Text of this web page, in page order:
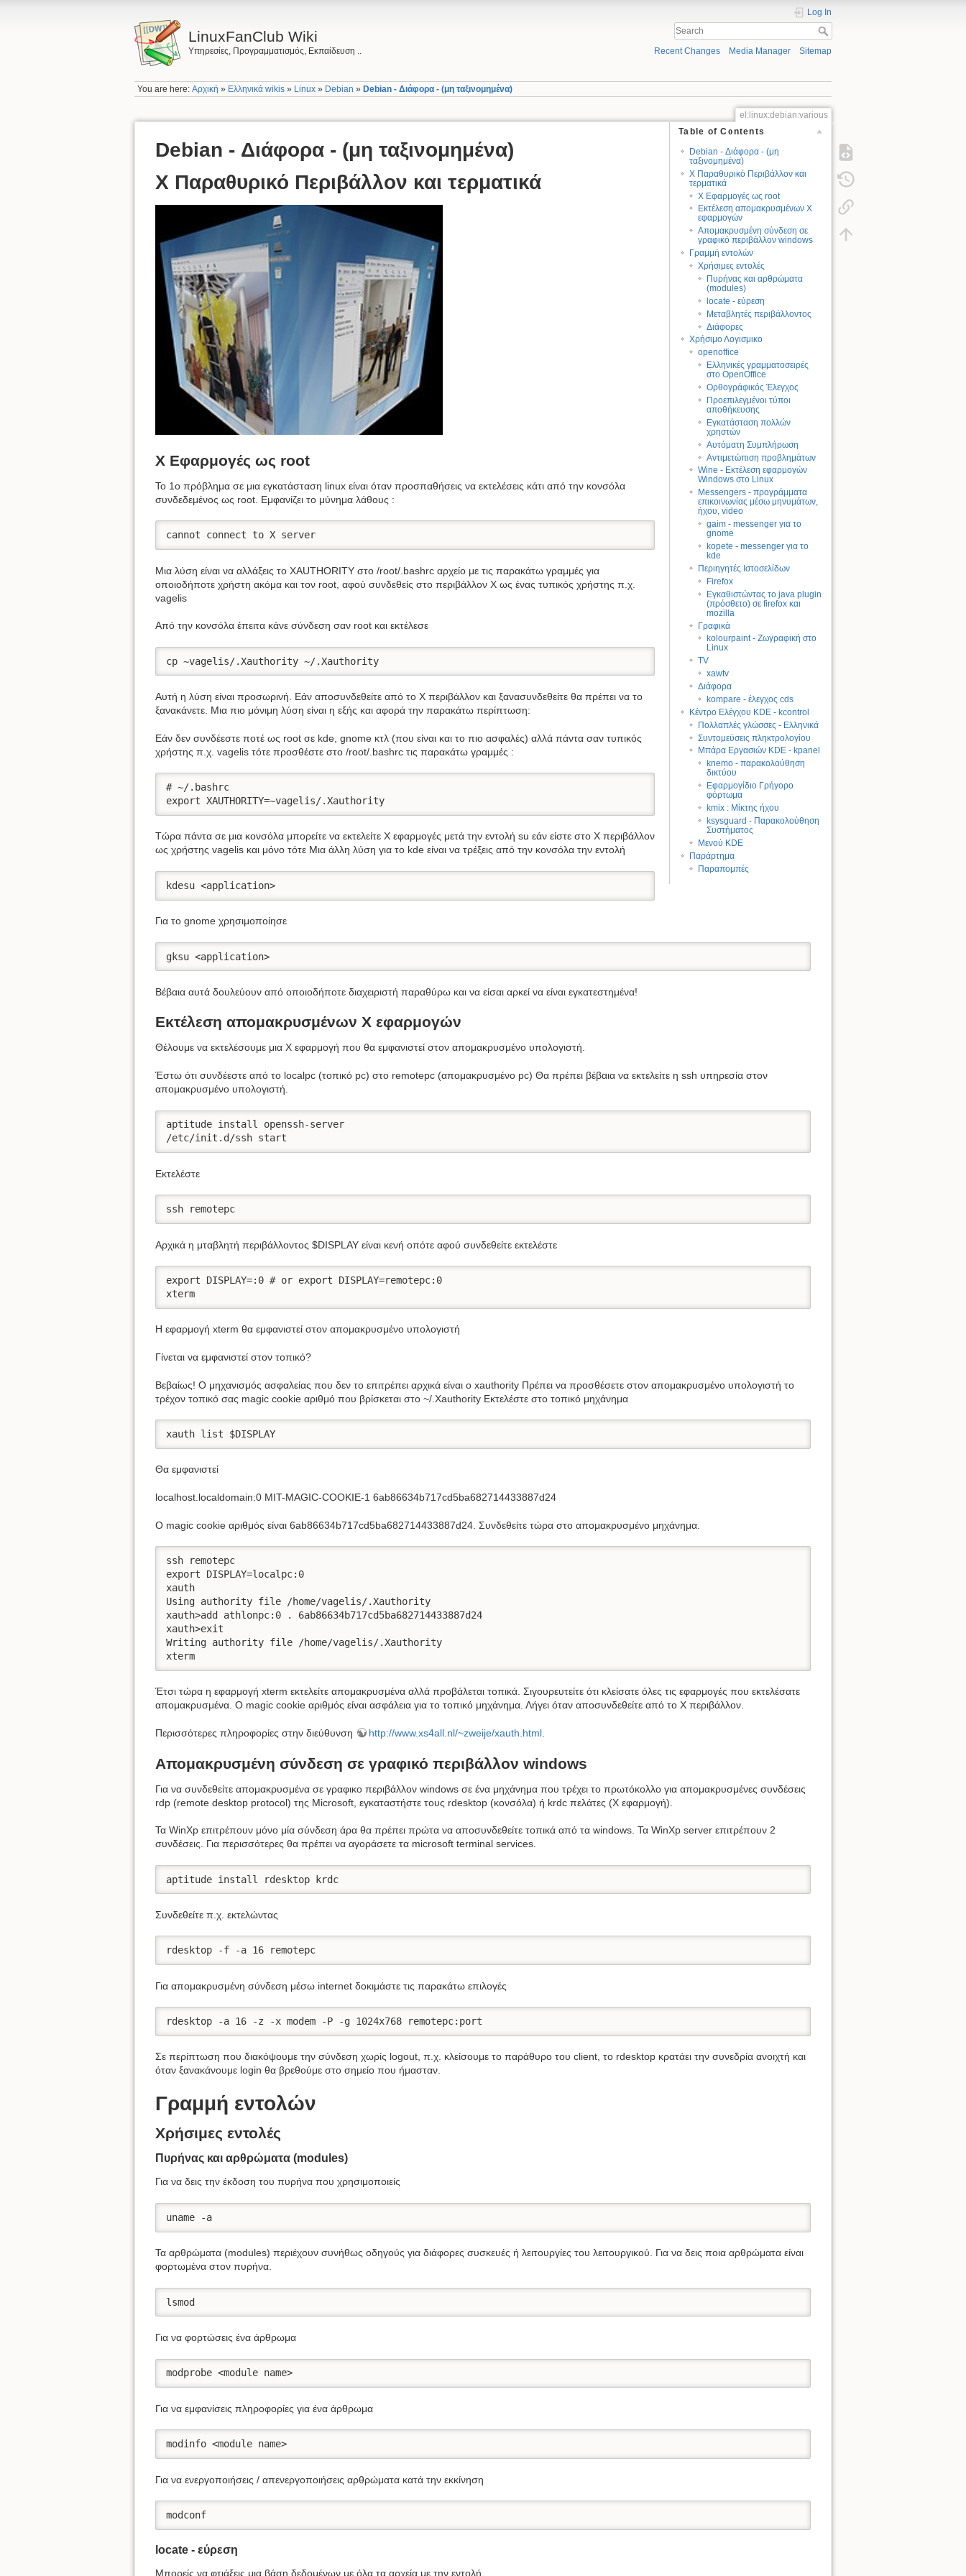
LinuxFanClub Wiki
Υπηρεσίες, Προγραμματισμός, Εκπαίδευση ..
Log In
Recent Changes Media Manager Sitemap
You are here:Αρχική » Ελληνικά wikis » Linux » Debian » Debian - Διάφορα - (μη ταξινομημένα)
el:linux:debian:various
Table of Contents
Debian - Διάφορα - (μη
ταξινομημένα)
X Παραθυρικό Περιβάλλον και
τερματικά
X Εφαρμογές ως root
Εκτέλεση απομακρυσμένων Χ
εφαρμογών
Απομακρυσμένη σύνδεση σε
γραφικό περιβάλλον windows
Γραμμή εντολών
Χρήσιμες εντολές
Πυρήνας και αρθρώματα
(modules)
locate - εύρεση
Μεταβλητές περιβάλλοντος
Διάφορες
Χρήσιμο Λογισμικο
οpenοffice
Ελληνικές γραμματοσειρές
στο OpenOffice
Ορθογράφικός Έλεγχος
Προεπιλεγμένοι τύποι
αποθήκευσης
Εγκατάσταση πολλών
χρηστών
Αυτόματη Συμπλήρωση
Αντιμετώπιση προβλημάτων
Wine - Εκτέλεση εφαρμογών
Windows στο Linux
Messengers - προγράμματα
επικοινωνίας μέσω μηνυμάτων,
ήχου, video
gaim - messenger για το
gnome
kopete - messenger για το
kde
Περιηγητές Ιστοσελίδων
Firefox
Εγκαθιστώντας το java plugin
(πρόσθετο) σε firefox και
mozilla
Γραφικά
kolourpaint - Ζωγραφική στο
Linux
TV
xawtv
Διάφορα
kompare - έλεγχος cds
Κέντρο Ελέγχου KDE - kcontrol
Πολλαπλές γλώσσες - Ελληνικά
Συντομεύσεις πληκτρολογίου
Μπάρα Εργασιών KDE - kpanel
knemo - παρακολούθηση
δικτύου
Εφαρμογίδιο Γρήγορο
φόρτωμα
kmix : Μίκτης ήχου
ksysguard - Παρακολούθηση
Συστήματος
Μενού KDE
Παράρτημα
Παραπομπές
Debian - Διάφορα - (μη ταξινομημένα)
X Παραθυρικό Περιβάλλον και τερματικά
X Εφαρμογές ως root
Το 1ο πρόβλημα σε μια εγκατάσταση linux είναι όταν προσπαθήσεις να εκτελέσεις κάτι από την κονσόλα
συνδεδεμένος ως root. Εμφανίζει το μύνημα λάθους :
cannot connect to X server
Μια λύση είναι να αλλάξεις το XAUTHORITY στο /root/.bashrc αρχείο με τις παρακάτω γραμμές για
οποιοδήποτε χρήστη ακόμα και τον root, αφού συνδεθείς στο περιβάλλον X ως ένας τυπικός χρήστης π.χ.
vagelis
Από την κονσόλα έπειτα κάνε σύνδεση σαν root και εκτέλεσε
cp ~vagelis/.Xauthority ~/.Xauthority
Αυτή η λύση είναι προσωρινή. Εάν αποσυνδεθείτε από το X περιβάλλον και ξανασυνδεθείτε θα πρέπει να το
ξανακάνετε. Μια πιο μόνιμη λύση είναι η εξής και αφορά την παρακάτω περίπτωση:
Εάν δεν συνδέεστε ποτέ ως root σε kde, gnome κτλ (που είναι και το πιο ασφαλές) αλλά πάντα σαν τυπικός
χρήστης π.χ. vagelis τότε προσθέστε στο /root/.bashrc τις παρακάτω γραμμές :
# ~/.bashrc
export XAUTHORITY=~vagelis/.Xauthority
Τώρα πάντα σε μια κονσόλα μπορείτε να εκτελείτε X εφαρμογές μετά την εντολή su εάν είστε στο X περιβάλλον
ως χρήστης vagelis και μόνο τότε Μια άλλη λύση για το kde είναι να τρέξεις από την κονσόλα την εντολή
kdesu <application>
Για το gnome χρησιμοποίησε
gksu <application>
Βέβαια αυτά δουλεύουν από οποιοδήποτε διαχειριστή παραθύρω και να είσαι αρκεί να είναι εγκατεστημένα!
Εκτέλεση απομακρυσμένων Χ εφαρμογών
Θέλουμε να εκτελέσουμε μια Χ εφαρμογή που θα εμφανιστεί στον απομακρυσμένο υπολογιστή.
Έστω ότι συνδέεστε από το localpc (τοπικό pc) στο remotepc (απομακρυσμένο pc) Θα πρέπει βέβαια να εκτελείτε η ssh υπηρεσία στον
απομακρυσμένο υπολογιστή.
aptitude install openssh-server
/etc/init.d/ssh start
Εκτελέστε
ssh remotepc
Αρχικά η μταβλητή περιβάλλοντος $DISPLAY είναι κενή οπότε αφού συνδεθείτε εκτελέστε
export DISPLAY=:0 # or export DISPLAY=remotepc:0
xterm
Η εφαρμογή xterm θα εμφανιστεί στον απομακρυσμένο υπολογιστή
Γίνεται να εμφανιστεί στον τοπικό?
Βεβαίως! Ο μηχανισμός ασφαλείας που δεν το επιτρέπει αρχικά είναι ο xauthority Πρέπει να προσθέσετε στον απομακρυσμένο υπολογιστή το
τρέχον τοπικό σας magic cookie αριθμό που βρίσκεται στο ~/.Xauthority Εκτελέστε στο τοπικό μηχάνημα
xauth list $DISPLAY
Θα εμφανιστεί
localhost.localdomain:0 MIT-MAGIC-COOKIE-1 6ab86634b717cd5ba682714433887d24
Ο magic cookie αριθμός είναι 6ab86634b717cd5ba682714433887d24. Συνδεθείτε τώρα στο απομακρυσμένο μηχάνημα.
ssh remotepc
export DISPLAY=localpc:0
xauth
Using authority file /home/vagelis/.Xauthority
xauth>add athlonpc:0 . 6ab86634b717cd5ba682714433887d24
xauth>exit
Writing authority file /home/vagelis/.Xauthority
xterm
Έτσι τώρα η εφαρμογή xterm εκτελείτε απομακρυσμένα αλλά προβάλεται τοπικά. Σιγουρευτείτε ότι κλείσατε όλες τις εφαρμογές που εκτελέσατε
απομακρυσμένα. Ο magic cookie αριθμός είναι ασφάλεια για το τοπικό μηχάνημα. Λήγει όταν αποσυνδεθείτε από το X περιβάλλον.
Περισσότερες πληροφορίες στην διεύθυνση http://www.xs4all.nl/~zweije/xauth.html
Απομακρυσμένη σύνδεση σε γραφικό περιβάλλον windows
Για να συνδεθείτε απομακρυσμένα σε γραφικο περιβάλλον windows σε ένα μηχάνημα που τρέχει το πρωτόκολλο για απομακρυσμένες συνδέσεις
rdp (remote desktop protocol) της Microsoft, εγκαταστήστε τους rdesktop (κονσόλα) ή krdc πελάτες (X εφαρμογή).
Τα WinXp επιτρέπουν μόνο μία σύνδεση άρα θα πρέπει πρώτα να αποσυνδεθείτε τοπικά από τα windows. Τα WinXp server επιτρέπουν 2
συνδέσεις. Για περισσότερες θα πρέπει να αγοράσετε τα microsoft terminal services.
aptitude install rdesktop krdc
Συνδεθείτε π.χ. εκτελώντας
rdesktop -f -a 16 remotepc
Για απομακρυσμένη σύνδεση μέσω internet δοκιμάστε τις παρακάτω επιλογές
rdesktop -a 16 -z -x modem -P -g 1024x768 remotepc:port
Σε περίπτωση που διακόψουμε την σύνδεση χωρίς logout, π.χ. κλείσουμε το παράθυρο του client, το rdesktop κρατάει την συνεδρία ανοιχτή και
όταν ξανακάνουμε login θα βρεθούμε στο σημείο που ήμασταν.
Γραμμή εντολών
Χρήσιμες εντολές
Πυρήνας και αρθρώματα (modules)
Για να δεις την έκδοση του πυρήνα που χρησιμοποιείς
uname -a
Τα αρθρώματα (modules) περιέχουν συνήθως οδηγούς για διάφορες συσκευές ή λειτουργίες του λειτουργικού. Για να δεις ποια αρθρώματα είναι
φορτωμένα στον πυρήνα.
lsmod
Για να φορτώσεις ένα άρθρωμα
modprobe <module name>
Για να εμφανίσεις πληροφορίες για ένα άρθρωμα
modinfo <module name>
Για να ενεργοποιήσεις / απενεργοποιήσεις αρθρώματα κατά την εκκίνηση
modconf
locate - εύρεση
Μπορείς να φτιάξεις μια βάση δεδομένων με όλα τα αρχεία με την εντολή